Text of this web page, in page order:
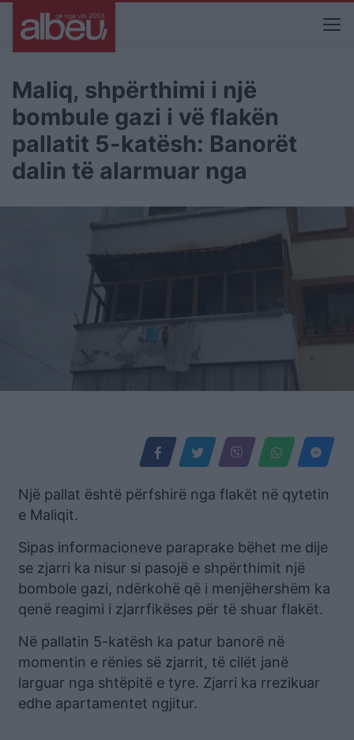
Maliq, shpërthimi i një
bombule gazi i vë flakën
pallatit 5-katësh: Banorët
dalin të alarmuar nga
Një pallat është përfshirë nga flakët në qytetin
e Maliqit.
Sipas informacioneve paraprake bëhet me dije
se zjarri ka nisur si pasojë e shpërthimit një
bombole gazi, ndërkohë që i menjëhershëm ka
qenë reagimi i zjarrfikëses për të shuar flakët.
Në pallatin 5-katësh ka patur banorë në
momentin e rënies së zjarrit, të cilët janë
larguar nga shtëpitë e tyre. Zjarri ka rrezikuar
edhe apartamentet ngjitur.